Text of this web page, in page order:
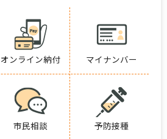
オンライン納付 マイナンバー
市民相談 予防接種